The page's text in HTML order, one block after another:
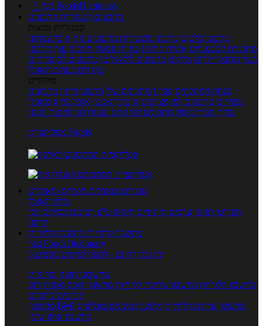

מנוי FoodsDictionary
מתכונים קטגוריות מתכונים
קטגוריות נפוצות
מתכוני סלטים מתכוני פשטידות מתכוני עוגות אוכל צמחוני
מתכונים לטבעוניים אפייה מוקפץ עוגיות פסטה מתכוני עוף מתכוני
בשר מתכוני ילדים מרקים מתכונים ללא גלוטן מתכונים לסוכרתיים
טרנדים בעולם האוכל
מיוחדים
מנתח המתכונים ספר המתכונים שלי מתכוני וידאו מתכונים
עשירים מתכונים לפי מצרכים אוכל דיאטטי אוכל בריא מאכלי
עדות ספרי בישול מתכונים לפי חגים ועונות לפי שיטות הכנה
אפליקציית Foods
מוצרים ומאכלים מוצרים ומאכלים
מילון האוכל
תפריטי תזונה ערכים תזונתיים חיפוש ע"פ רכיבים מכילים הכי
הרבה
מחשבון קלוריות מחשבון קלוריות
מנוי FoodsDictionary
5 ימי ניסיון חינם - לחצו לפרטים נוספים
מחשבוני תזונה ובריאות
מחשבון קלוריות מחשבון שריפת קלוריות מחשבון דופק מטרה יחס
מותניים לירכיים
מחשבון BMI
מחשבון צריכת קלוריות מחשבון מינונים מומלצים
מחשבון אחוז שומן